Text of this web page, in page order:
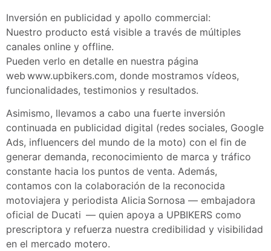
Inversión en publicidad y apollo commercial:
Nuestro producto está visible a través de múltiples
canales online y offline.
Pueden verlo en detalle en nuestra página
web www.upbikers.com, donde mostramos vídeos,
funcionalidades, testimonios y resultados.
Asimismo, llevamos a cabo una fuerte inversión
continuada en publicidad digital (redes sociales, Google
Ads, influencers del mundo de la moto) con el fin de
generar demanda, reconocimiento de marca y tráfico
constante hacia los puntos de venta. Además,
contamos con la colaboración de la reconocida
motoviajera y periodista Alicia Sornosa — embajadora
oficial de Ducati — quien apoya a UPBIKERS como
prescriptora y refuerza nuestra credibilidad y visibilidad
en el mercado motero.